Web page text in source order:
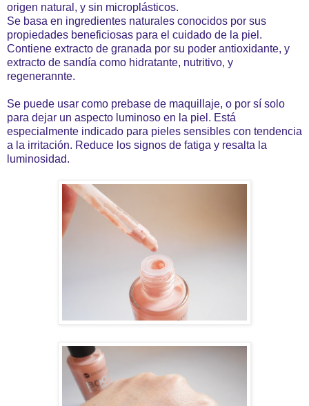
origen natural, y sin microplásticos.
Se basa en ingredientes naturales conocidos por sus
propiedades beneficiosas para el cuidado de la piel.
Contiene extracto de granada por su poder antioxidante, y
extracto de sandía como hidratante, nutritivo, y
regenerannte.
Se puede usar como prebase de maquillaje, o por sí solo
para dejar un aspecto luminoso en la piel. Está
especialmente indicado para pieles sensibles con tendencia
a la irritación. Reduce los signos de fatiga y resalta la
luminosidad.